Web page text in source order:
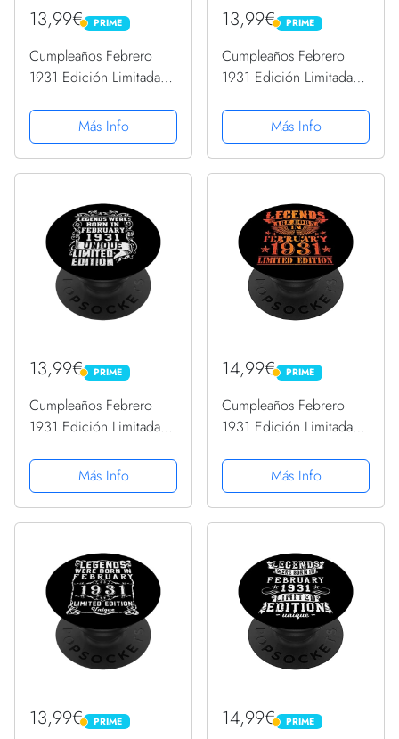
13,99€ PRIME
PRIME
Cumpleaños Febrero
1931 Edición Limitada
PopSockets PopGrip
Intercambiable
Más Info
13,99€ PRIME
PRIME
Cumpleaños Febrero
1931 Edición Limitada
PopSockets PopGrip
Intercambiable
Más Info
13,99€ PRIME
PRIME
Cumpleaños Febrero
1931 Edición Limitada
PopSockets PopGrip
Intercambiable
Más Info
14,99€ PRIME
PRIME
Cumpleaños Febrero
1931 Edición Limitada
PopSockets PopGrip
Intercambiable
Más Info
13,99€ PRIME
PRIME 14,99€ PRIME
PRIME